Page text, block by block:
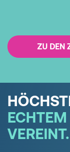
ZU DEN
VEREINT.